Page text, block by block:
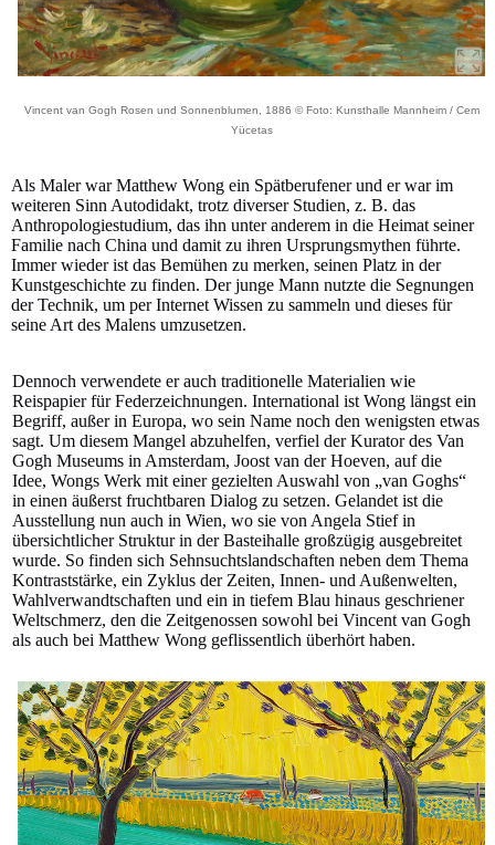
Vincent van Gogh Rosen und Sonnenblumen, 1886 © Foto: Kunsthalle Mannheim / Cem
Yücetas
Als Maler war Matthew Wong ein Spätberufener und er war im
weiteren Sinn Autodidakt, trotz diverser Studien, z. B. das
Anthropologiestudium, das ihn unter anderem in die Heimat seiner
Familie nach China und damit zu ihren Ursprungsmythen führte.
Immer wieder ist das Bemühen zu merken, seinen Platz in der
Kunstgeschichte zu finden. Der junge Mann nutzte die Segnungen
der Technik, um per Internet Wissen zu sammeln und dieses für
seine Art des Malens umzusetzen.
Dennoch verwendete er auch traditionelle Materialien wie
Reispapier für Federzeichnungen. International ist Wong längst ein
Begriff, außer in Europa, wo sein Name noch den wenigsten etwas
sagt. Um diesem Mangel abzuhelfen, verfiel der Kurator des Van
Gogh Museums in Amsterdam, Joost van der Hoeven, auf die
Idee, Wongs Werk mit einer gezielten Auswahl von „van Goghs“
in einen äußerst fruchtbaren Dialog zu setzen. Gelandet ist die
Ausstellung nun auch in Wien, wo sie von Angela Stief in
übersichtlicher Struktur in der Basteihalle großzügig ausgebreitet
wurde. So finden sich Sehnsuchtslandschaften neben dem Thema
Kontraststärke, ein Zyklus der Zeiten, Innen- und Außenwelten,
Wahlverwandtschaften und ein in tiefem Blau hinaus geschriener
Weltschmerz, den die Zeitgenossen sowohl bei Vincent van Gogh
als auch bei Matthew Wong geflissentlich überhört haben.